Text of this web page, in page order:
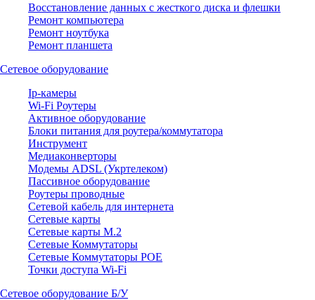
Восстановление данных с жесткого диска и флешки
Ремонт компьютера
Ремонт ноутбука
Ремонт планшета
Сетевое оборудование
Ip-камеры
Wi-Fi Роутеры
Активное оборудование
Блоки питания для роутера/коммутатора
Инструмент
Медиаконверторы
Модемы ADSL (Укртелеком)
Пассивное оборудование
Роутеры проводные
Сетевой кабель для интернета
Сетевые карты
Сетевые карты M.2
Сетевые Коммутаторы
Сетевые Коммутаторы POE
Точки доступа Wi-Fi
Сетевое оборудование Б/У